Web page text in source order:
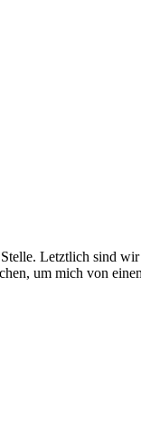
Letztlich sind
um mich von